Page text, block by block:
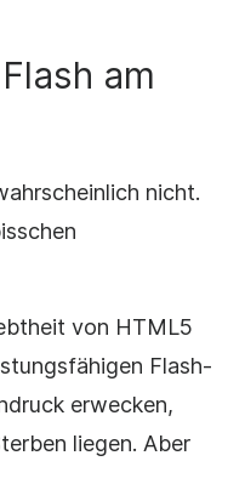
am
nicht.
von HTML5
Flash-
erwecken,
liegen. Aber